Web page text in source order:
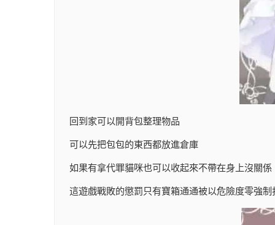
回到家可以開背包整理物品
可以先把包包的東西都放進倉庫
如果有拿代罪貓咪也可以收起來不帶在身上沒關係
這遊戲戰敗的懲罰只有寶箱通通被以危險度零強制